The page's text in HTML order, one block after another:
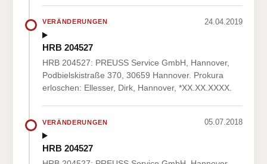
VERÄNDERUNGEN 24.04.2019
HRB 204527
HRB 204527: PREUSS Service GmbH, Hannover,
Podbielskistraße 370, 30659 Hannover. Prokura
erloschen: Ellesser, Dirk, Hannover, *XX.XX.XXXX.
VERÄNDERUNGEN 05.07.2018
HRB 204527